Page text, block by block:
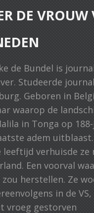
DE VROUW
de Bundel is
Studeerde
Geboren in
waarop de
in Tonga op
adem
leeftijd verhuisde ze
Een voorval
herstellen. Ze
in de VS,
vroeg gestorven